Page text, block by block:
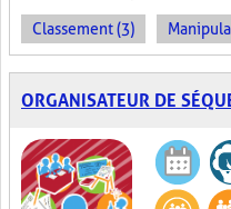
Classement (3)
ORGANISATEUR DE